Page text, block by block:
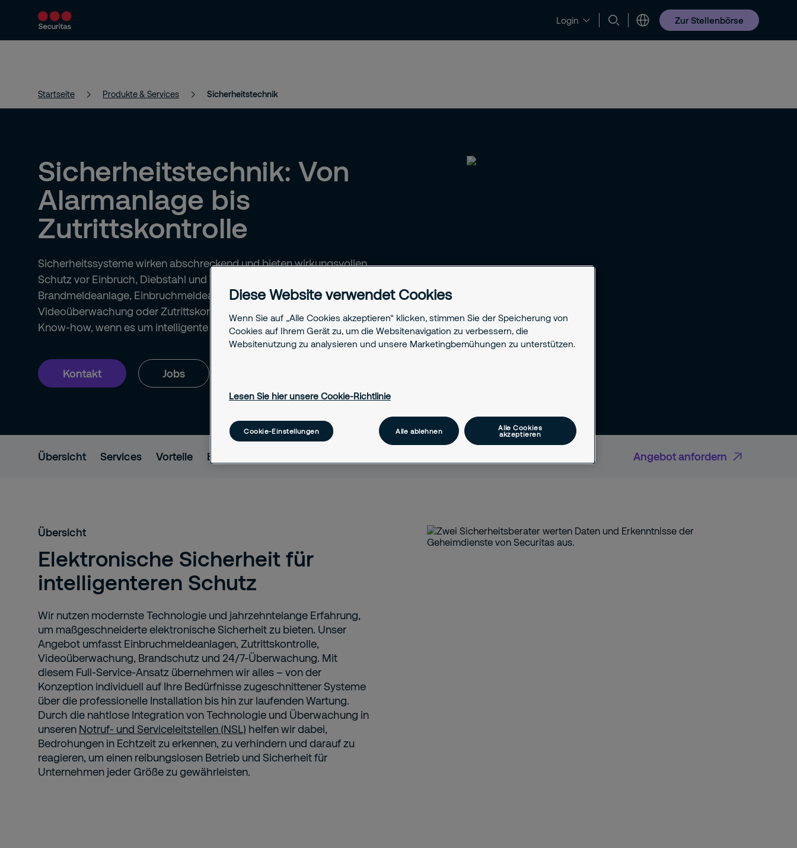
Login Zur Stellenbörse
Produkte & Services Sicherheitslösungen News & Einblicke Kontakt & Support Jobs & Karriere
Startseite Produkte & Services Sicherheitstechnik
Sicherheitstechnik: Von
Alarmanlage bis
Zutrittskontrolle
Sicherheitssysteme wirken abschreckend und bieten wirkungsvollen
Schutz vor Einbruch, Diebstahl und Vandalismus. Alarmanlage,
Brandmeldeanlage, Einbruchmeldeanlage, Schutznebel,
Videoüberwachung oder Zutrittskontrolle – vertrauen Sie auf unser
Know-how, wenn es um intelligente Sicherheitstechnik geht.
Kontakt Jobs
Übersicht Services Vorteile Branchen Angebot anfordern
Übersicht
Elektronische Sicherheit für
intelligenteren Schutz
Wir nutzen modernste Technologie und jahrzehntelange Erfahrung,
um maßgeschneiderte elektronische Sicherheit zu bieten. Unser
Angebot umfasst Einbruchmeldeanlagen, Zutrittskontrolle,
Videoüberwachung, Brandschutz und 24/7-Überwachung. Mit
diesem Full-Service-Ansatz übernehmen wir alles – von der
Konzeption individuell auf Ihre Bedürfnisse zugeschnittener Systeme
über die professionelle Installation bis hin zur laufenden Wartung.
Durch die nahtlose Integration von Technologie und Überwachung in
unseren Notruf- und Serviceleitstellen (NSL) helfen wir dabei,
Bedrohungen in Echtzeit zu erkennen, zu verhindern und darauf zu
reagieren, um einen reibungslosen Betrieb und Sicherheit für
Unternehmen jeder Größe zu gewährleisten.
Diese Website verwendet Cookies
Wenn Sie auf „Alle Cookies akzeptieren“ klicken, stimmen Sie der Speicherung von
Cookies auf Ihrem Gerät zu, um die Websitenavigation zu verbessern, die
Websitenutzung zu analysieren und unsere Marketingbemühungen zu unterstützen.
Lesen Sie hier unsere Cookie-Richtlinie
Cookie-Einstellungen Alle ablehnen
Alle Cookies
akzeptieren